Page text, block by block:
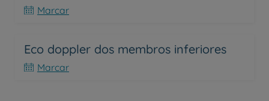
Marcar
Eco doppler dos membros inferiores
Marcar